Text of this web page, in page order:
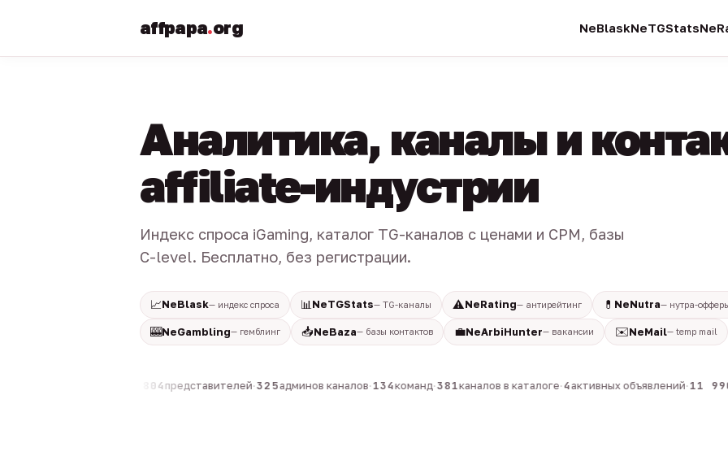
affpapa.org NeBlaskNeTGStats
Аналитика, каналы и
affiliate-индустрии
Индекс спроса iGaming, каталог TG-каналов с ценами и CPM, базы
C-level. Бесплатно, без регистрации.
📈NeBlask— индекс спроса 📊 NeTGStats— TG-каналы ⚠️NeRating— антирейтинг 💊 NeNutra— нутра-
🎰NeGambling— гемблинг 📥NeBaza— базы контактов 💼NeArbiHunter— вакансии ✉️NeMail— temp mail
804представителей·325админов каналов·134команд·381каналов в каталоге·4активных объявлений·11 990